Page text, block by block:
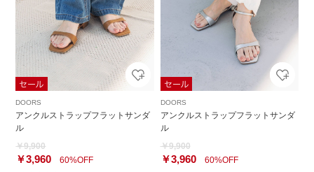
DOORS
アンクルストラップフラットサンダ
ル
￥9,900
￥3,960 60%OFF
DOORS
アンクルストラップフラットサンダ
ル
￥9,900
￥3,96060%OFF